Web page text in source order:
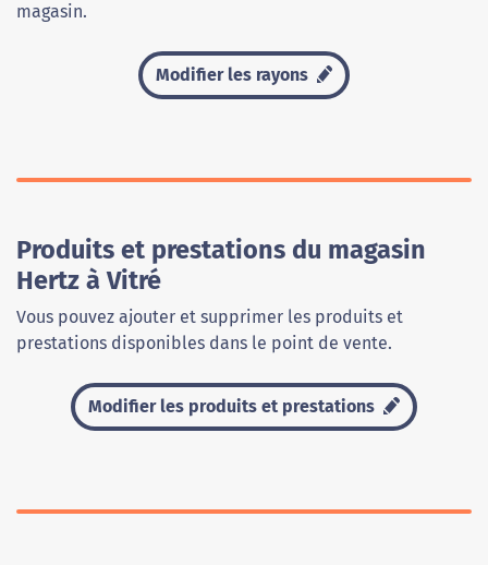
magasin.
Modifier les rayons
Produits et prestations du magasin
Hertz à Vitré
Vous pouvez ajouter et supprimer les produits et
prestations disponibles dans le point de vente.
Modifier les produits et prestations